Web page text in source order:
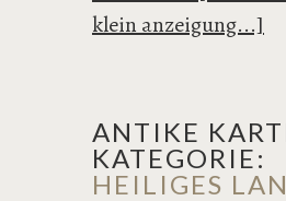
klein anzeigung...]
ANTIKE
KATEGORIE:
HEILIGES